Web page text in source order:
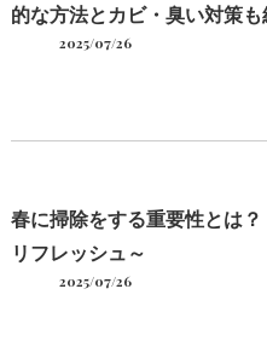
的な方法とカビ・臭い対策
2025/07/26
春に掃除をする重要性とは
リフレッシュ～
2025/07/26